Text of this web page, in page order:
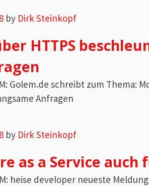
by Dirk Steinkopf
HTTPS
Golem.de schreibt zum Thema:
Anfragen
by Dirk Steinkopf
as a Service auch
heise developer neueste